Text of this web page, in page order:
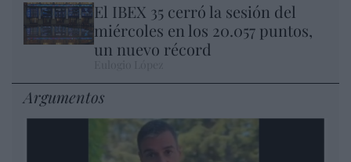
El IBEX 35 cerró la sesión del
miércoles en los 20.057 puntos,
un nuevo récord
Argumentos